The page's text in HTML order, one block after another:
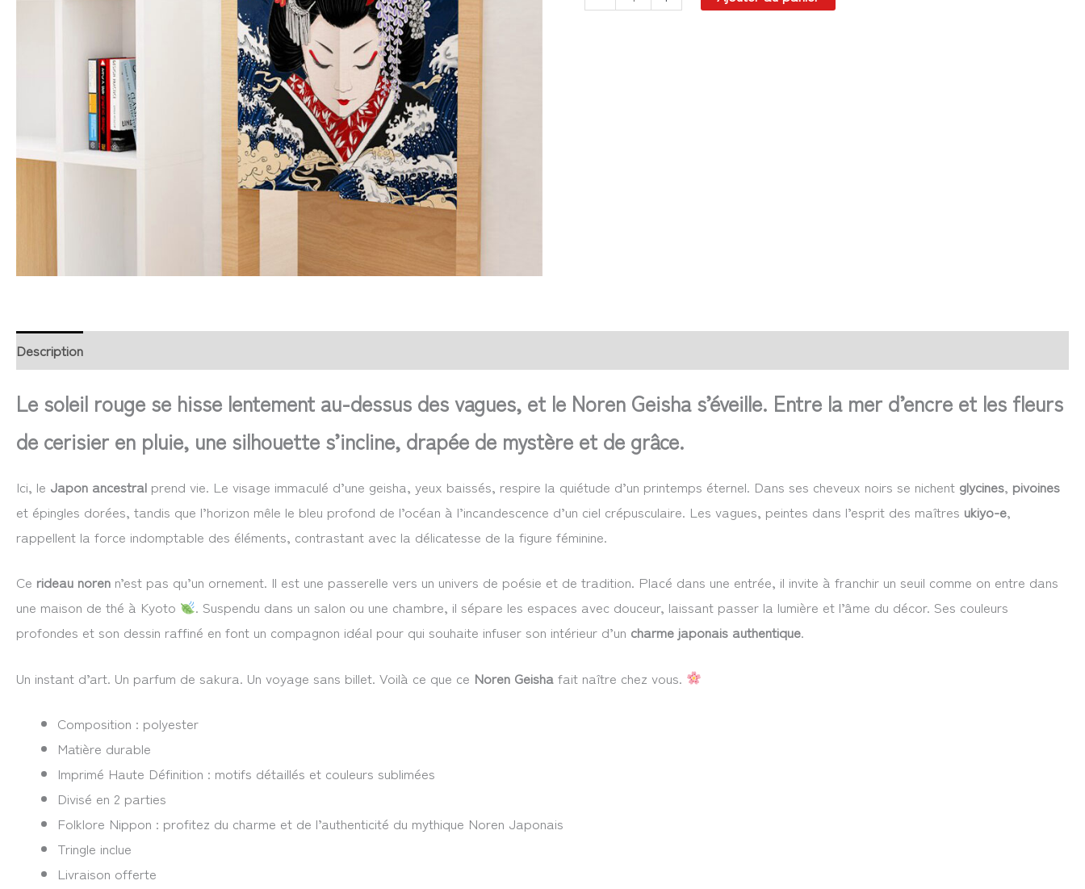
Description
Le soleil rouge se hisse lentement au-dessus des vagues, et le Noren Geisha s’éveille. Entre la mer d’encre et les fleurs
de cerisier en pluie, une silhouette s’incline, drapée de mystère et de grâce.
Ici, le Japon ancestral prend vie. Le visage immaculé d’une geisha, yeux baissés, respire la quiétude d’un printemps éternel. Dans ses cheveux noirs se nichent glycines, pivoines
et épingles dorées, tandis que l’horizon mêle le bleu profond de l’océan à l’incandescence d’un ciel crépusculaire. Les vagues, peintes dans l’esprit des maîtres ukiyo-e,
rappellent la force indomptable des éléments, contrastant avec la délicatesse de la figure féminine.
Ce rideau noren n’est pas qu’un ornement. Il est une passerelle vers un univers de poésie et de tradition. Placé dans une entrée, il invite à franchir un seuil comme on entre dans
une maison de thé à Kyoto
. Suspendu dans un salon ou une chambre, il sépare les espaces avec douceur, laissant passer la lumière et l’âme du décor. Ses couleurs
profondes et son dessin raffiné en font un compagnon idéal pour qui souhaite infuser son intérieur d’un charme japonais authentique.
Un instant d’art. Un parfum de sakura. Un voyage sans billet. Voilà ce que ce Noren Geisha fait naître chez vous.
Composition : polyester
Matière durable
Imprimé Haute Définition : motifs détaillés et couleurs sublimées
Divisé en 2 parties
Folklore Nippon : profitez du charme et de l’authenticité du mythique Noren Japonais
Tringle inclue
Livraison offerte